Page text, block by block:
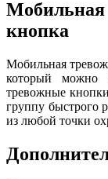
кнопка
Мобильная
который можно
тревожные
группу быстрого
из любой точки